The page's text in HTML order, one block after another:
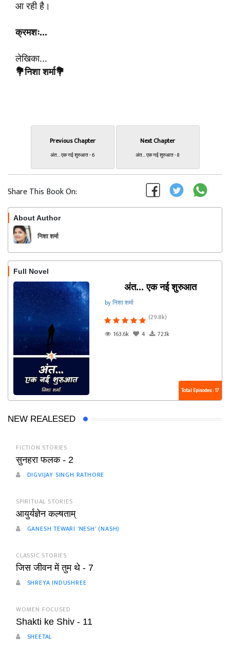
आ रही है।
क्रमशः...
लेखिका...
💐निशाशर्मा💐
Previous Chapter
अंत... एक नई शुरुआत - 6
Next Chapter
अंत... एक नई शुरुआत - 8
Share This Book On:
About Author
निशा शर्मा
Full Novel
अंत... एक नई शुरुआत
by निशा शर्मा
(29.8k)
163.6k
4 72.1k
Total Episodes : 17
NEW REALESED
FICTION STORIES
सुनहरा फलक - 2
DIGVIJAY SINGH RATHORE
SPIRITUAL STORIES
आयुर्यज्ञेन कल्षताम्
GANESH TEWARI 'NESH' (NASH)
CLASSIC STORIES
जिस जीवन में तुम थे - 7
SHREYA INDUSHREE
WOMEN FOCUSED
Shakti ke Shiv - 11
SHEETAL